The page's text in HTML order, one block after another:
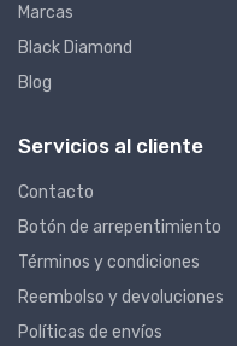
Marcas
Black Diamond
Blog
Servicios al cliente
Contacto
Botón de arrepentimiento
Términos y condiciones
Reembolso y devoluciones
Políticas de envíos